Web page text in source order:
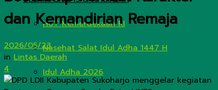
HUT Kemerdekaan RI
Nasehat Salat Idul Adha 1447 H
Idul Adha 2026
dan Kemandirian Remaja
2026/05/23
in Lintas Daerah
4